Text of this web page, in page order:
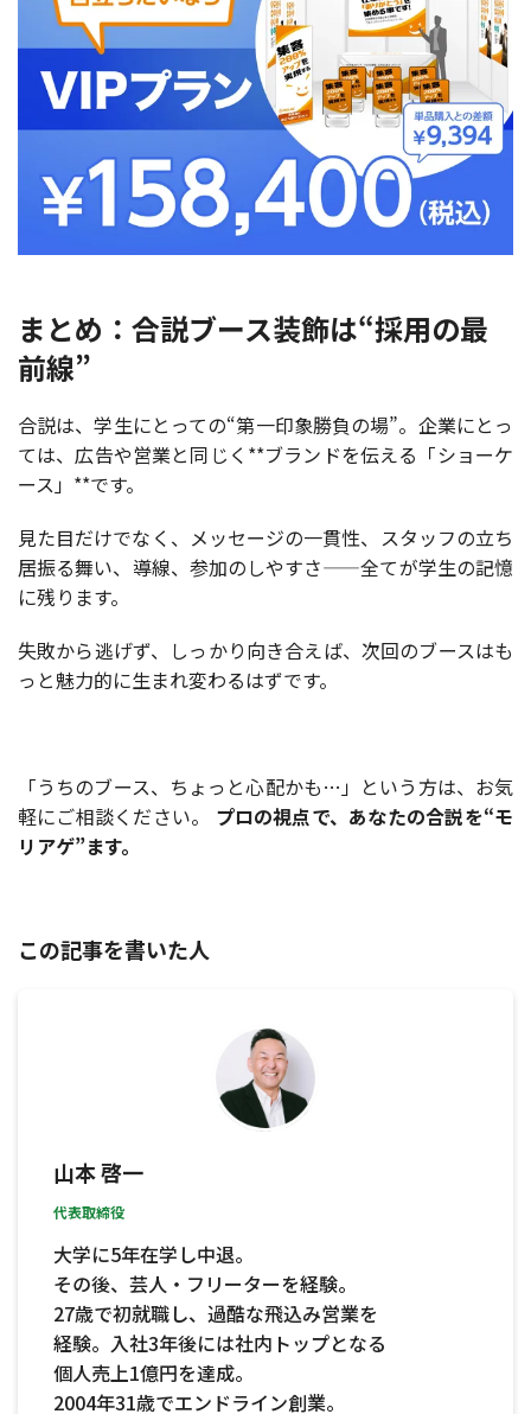
まとめ：合説ブース装飾は“採用の最
前線”
合説は、学生にとっての“第一印象勝負の場”。企業にとっ
ては、広告や営業と同じく**ブランドを伝える「ショーケ
ース」**です。
見た目だけでなく、メッセージの一貫性、スタッフの立ち
居振る舞い、導線、参加のしやすさ——全てが学生の記憶
に残ります。
失敗から逃げず、しっかり向き合えば、次回のブースはも
っと魅力的に生まれ変わるはずです。
「うちのブース、ちょっと心配かも…」という方は、お気
軽にご相談ください。 プロの視点で、あなたの合説を“モ
リアゲ”ます。
この記事を書いた人
山本 啓一
代表取締役
大学に5年在学し中退。
その後、芸人・フリーターを経験。
27歳で初就職し、過酷な飛込み営業を
経験。入社3年後には社内トップとなる
個人売上1億円を達成。
2004年31歳でエンドライン創業。